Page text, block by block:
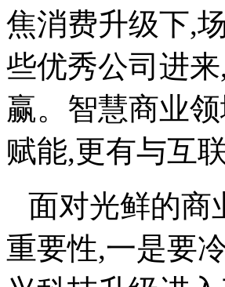
焦消费升级下,
些优秀公司进
赢。智慧商业
赋能,更有与互
面对光鲜的商
重要性,一是要